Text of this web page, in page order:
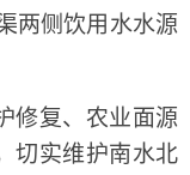
两侧饮用水水源
复、农业面源
切实维护南水北